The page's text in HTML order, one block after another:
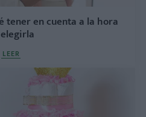
tener en cuenta a la hora
LEER